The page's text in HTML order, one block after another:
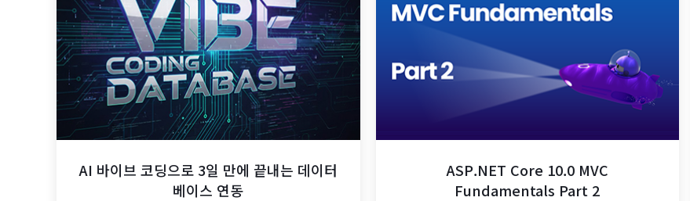
AI 바이브 코딩으로 3일 만에 끝내는 데이터
베이스 연동
ASP.NET Core 10.0 MVC
Fundamentals Part 2